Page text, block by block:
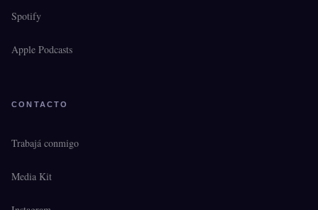
Spotify
Apple Podcasts
CONTACTO
Trabajá conmigo
Media Kit